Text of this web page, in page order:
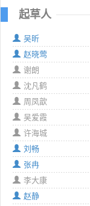
起草人
吴昕
赵晓莺
谢朗
沈凡鹤
周凤歆
吴爱霞
许海城
刘畅
张冉
李大康
赵静